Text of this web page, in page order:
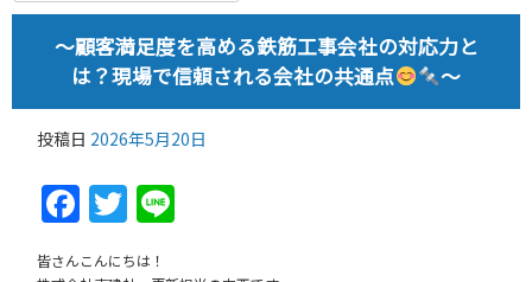
～顧客満足度を高める鉄筋工事会社の対応力と
は？現場で信頼される会社の共通点
～
投稿日 2026年5月20日
Facebook
Twitter
皆さんこんにちは！